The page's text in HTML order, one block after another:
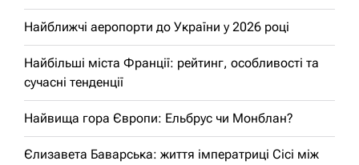
Найближчі аеропорти до України у 2026 році
Найбільші міста Франції: рейтинг, особливості та
сучасні тенденції
Найвища гора Європи: Ельбрус чи Монблан?
Єлизавета Баварська: життя імператриці Сісі між